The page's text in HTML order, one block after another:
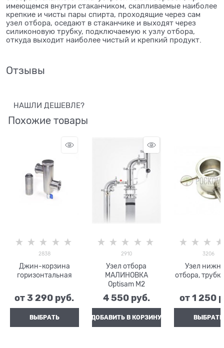
имеющемся внутри стаканчиком, скапливаемые наиболее
крепкие и чисты пары спирта, проходящие через сам
узел отбора, оседают в стаканчике и выходят через
силиконовую трубку, подключаемую к узлу отбора,
откуда выходит наиболее чистый и крепкий продукт.
Отзывы
НАШЛИ ДЕШЕВЛЕ?
Похожие товары
2838
Джин-корзина
горизонтальная
от3 290 руб.
ВЫБРАТЬ
2910
Узел отбора
МАЛИНОВКА
Optisam M2
4 550 руб.
ДОБАВИТЬ В КОРЗИНУ
3206
Узел
отбора,
от1 250
ВЫБРАТЬ